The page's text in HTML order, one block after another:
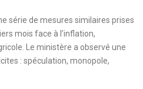
série de mesures similaires prises
mois face à l’inflation,
Le ministère a observé une
: spéculation, monopole,